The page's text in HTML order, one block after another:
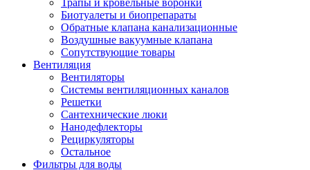
Трапы и кровельные воронки
Биотуалеты и биопрепараты
Обратные клапана канализационные
Воздушные вакуумные клапана
Сопутствующие товары
Вентиляция
Вентиляторы
Системы вентиляционных каналов
Решетки
Сантехнические люки
Нанодефлекторы
Рециркуляторы
Остальное
Фильтры для воды